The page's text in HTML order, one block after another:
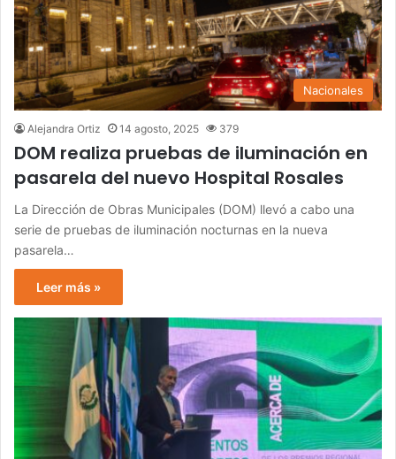
Nacionales
Alejandra Ortiz 14 agosto, 2025 379
DOM realiza pruebas de iluminación en
pasarela del nuevo Hospital Rosales
La Dirección de Obras Municipales (DOM) llevó a cabo una
serie de pruebas de iluminación nocturnas en la nueva
pasarela…
Leer más »